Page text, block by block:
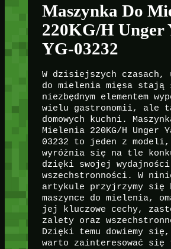
Maszynka Do
220KG/H Unger
YG-03232
W dzisiejszych czasach,
do mielenia mięsa stają
niezbędnym elementem
wielu gastronomii, ale
domowych kuchni.
Mielenia 220KG/H Unger
03232 to jeden z
wyróżnia się na tle
dzięki swojej
wszechstronności. W
artykule przyjrzymy
maszynce do mielenia,
jej kluczowe cechy,
zalety oraz
Dzięki temu dowiemy
warto zainteresować się